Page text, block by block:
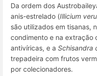
Da ordem dos
anis-estrelado (Illicium
são utilizados em tisanas,
condimento e na extração
antivíricas, e a Schisandra
trepadeira com frutos
por colecionadores.